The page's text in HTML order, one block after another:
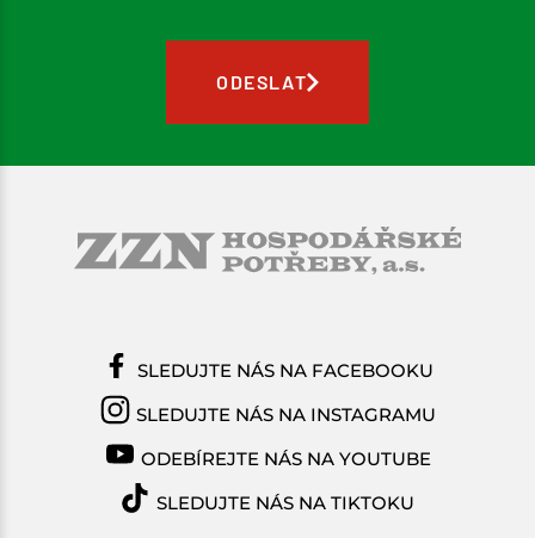
ODESLAT
SLEDUJTE NÁS NA FACEBOOKU
SLEDUJTE NÁS NA INSTAGRAMU
ODEBÍREJTE NÁS NA YOUTUBE
SLEDUJTE NÁS NA TIKTOKU